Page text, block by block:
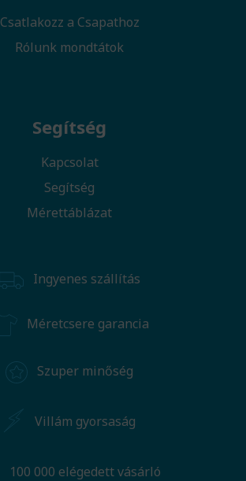
Csatlakozz a Csapathoz
Rólunk mondtátok
Segítség
Kapcsolat
Segítség
Mérettáblázat
Ingyenes szállítás
Méretcsere garancia
Szuper minőség
Villám gyorsaság
100 000 elégedett vásárló